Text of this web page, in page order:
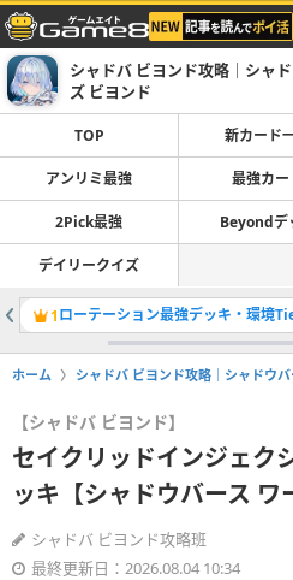
シャドバ ビヨンド攻略｜シャ
ズ ビヨンド
TOP 新カード
アンリミ最強 最強カー
2Pick最強 Beyondデ
デイリークイズ
1ローテーション最強デッキ・環境
ホーム シャドバ ビヨンド攻略｜シャドウ
【シャドバ ビヨンド】
セイクリッドインジェク
ッキ【シャドウバース ワ
シャドバ ビヨンド攻略班
最終更新日：2026.08.04 10:34